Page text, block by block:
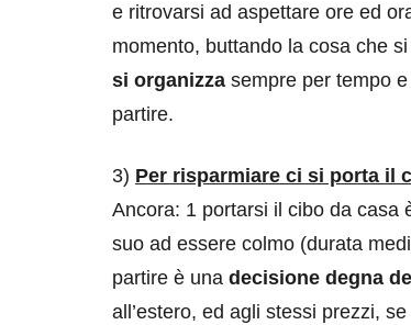
e ritrovarsi ad aspettare ore ed
momento, buttando la cosa che
si organizza sempre per tempo
partire.
3) Per risparmiare ci si porta il
Ancora: 1 portarsi il cibo da casa
suo ad essere colmo (durata
partire è una decisione degna
all’estero, ed agli stessi prezzi,